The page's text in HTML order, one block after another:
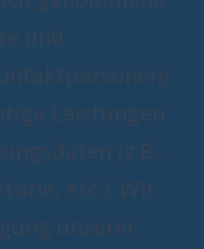
und
Leistungen
(z.B.,
etc.). Wir
unserer